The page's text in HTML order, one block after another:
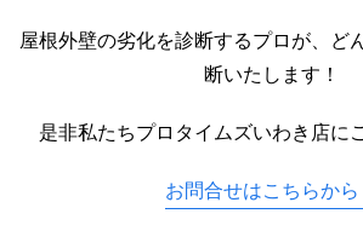
屋根外壁の劣化を診断するプロが、ど
断いたします！
是非私たちプロタイムズいわき店に
お問合せはこちらから